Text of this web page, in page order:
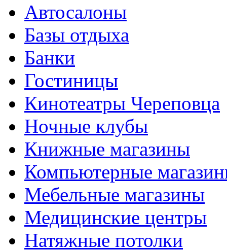
Автосалоны
Базы отдыха
Банки
Гостиницы
Кинотеатры Череповца
Ночные клубы
Книжные магазины
Компьютерные
Мебельные магазины
Медицинские центры
Натяжные потолки